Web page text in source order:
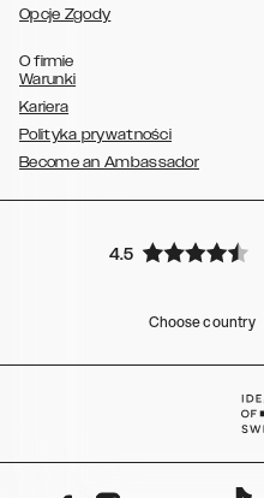
Opcje Zgody
O firmie
Warunki
Kariera
Polityka prywatności
Become an Ambassador
4.5
Choose country